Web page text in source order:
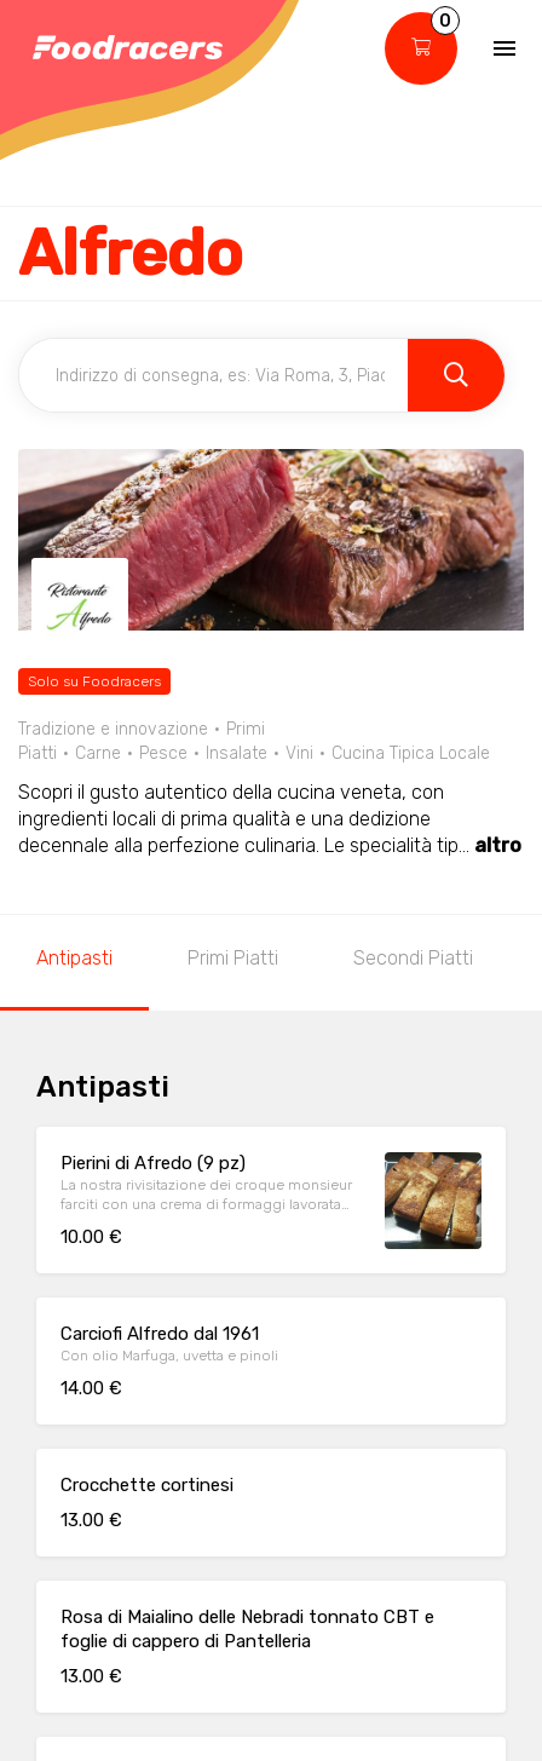
0
Alfredo
Solo su Foodracers
Tradizione e innovazione
Primi
Piatti
Carne Pesce Insalate Vini Cucina Tipica Locale
Scopri il gusto autentico della cucina veneta, con
ingredienti locali di prima qualità e una dedizione
decennale alla perfezione culinaria. Le specialità tip... altro
Antipasti Primi Piatti Secondi Piatti
Antipasti
Pierini di Afredo (9 pz)
La nostra rivisitazione dei croque monsieur
farciti con una crema di formaggi lavorata
burro
10.00 €
Carciofi Alfredo dal 1961
Con olio Marfuga, uvetta e pinoli
14.00 €
Crocchette cortinesi
13.00 €
Rosa di Maialino delle Nebradi tonnato CBT e
foglie di cappero di Pantelleria
13.00 €